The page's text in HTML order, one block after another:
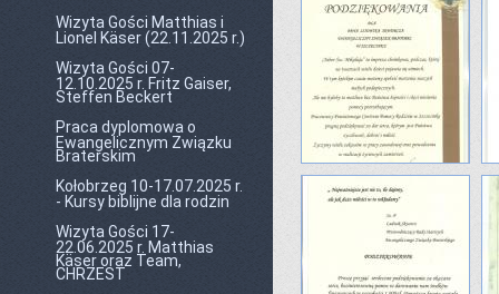
Wizyta Gości Matthias i
Lionel Käser (22.11.2025 r.)
Wizyta Gości 07-
12.10.2025 r. Fritz Gaiser,
Steffen Beckert
Praca dyplomowa o
Ewangelicznym Związku
Braterskim
Kołobrzeg 10-17.07.2025 r.
- Kursy biblijne dla rodzin
Wizyta Gości 17-
22.06.2025 r. Matthias
Käser oraz Team,
CHRZEST